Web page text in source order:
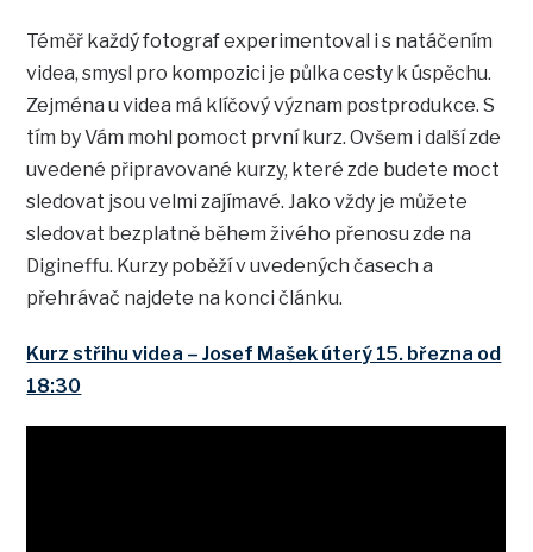
Téměř každý fotograf experimentoval i s natáčením
videa, smysl pro kompozici je půlka cesty k úspěchu.
Zejména u videa má klíčový význam postprodukce. S
tím by Vám mohl pomoct první kurz. Ovšem i další zde
uvedené připravované kurzy, které zde budete moct
sledovat jsou velmi zajímavé. Jako vždy je můžete
sledovat bezplatně během živého přenosu zde na
Digineffu. Kurzy poběží v uvedených časech a
přehrávač najdete na konci článku.
Kurz střihu videa – Josef Mašek úterý 15. března od
18:30